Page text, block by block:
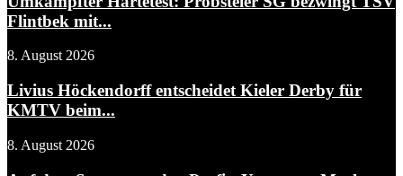
Flintbek mit...
8. August 2026
Livius Höckendorff entscheidet Kieler Derby für
KMTV beim...
8. August 2026